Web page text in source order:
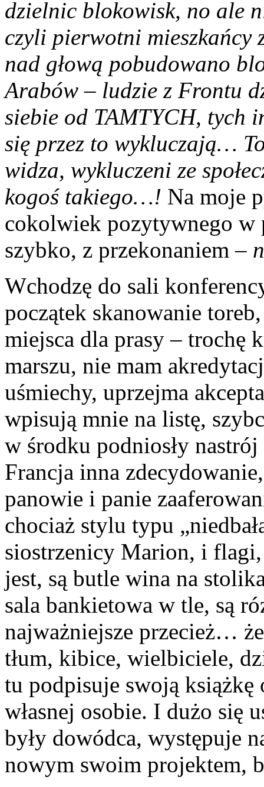
dzielnic blokowisk, no ale
czyli pierwotni mieszkańcy
nad głową pobudowano
Arabów – ludzie z Frontu
siebie od TAMTYCH, tych
się przez to wykluczają…
widza, wykluczeni ze
kogoś takiego…! Na moje
cokolwiek pozytywnego w
szybko, z przekonaniem–
Wchodzę do sali
początek skanowanie
miejsca dla prasy – trochę
marszu, nie mam
uśmiechy, uprzejma
wpisują mnie na listę,
w środku podniosły
Francja inna
panowie i panie
chociaż stylu typu
siostrzenicy Marion, i
jest, są butle wina na
sala bankietowa w tle, są
najważniejsze przecież…
tłum, kibice, wielbiciele,
tu podpisuje swoją książkę
własnej osobie. I dużo się
były dowódca, występuje
nowym swoim projektem,